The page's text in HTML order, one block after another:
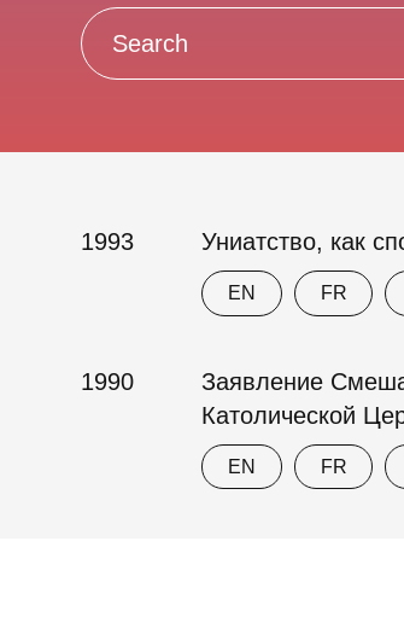
1993 Униатство, как
EN FR
1990
Заявление
Католической
EN FR